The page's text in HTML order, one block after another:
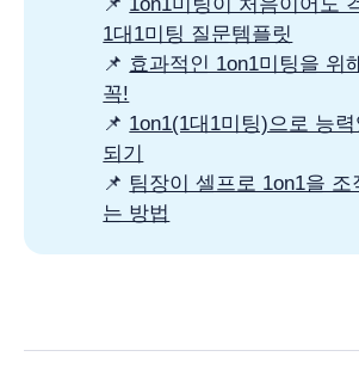
📌 1on1미팅이 처음이어도
1대1미팅 질문템플릿
📌 효과적인 1on1미팅을 위
꼭!
📌 1on1(1대1미팅)으로 능
되기
📌 팀장이 셀프로 1on1을
는 방법